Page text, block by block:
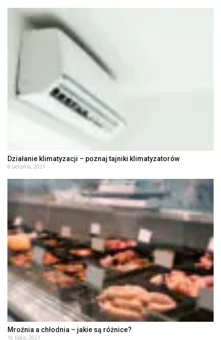
Działanie klimatyzacji – poznaj tajniki klimatyzatorów
8 sierpnia, 2021
Mroźnia a chłodnia – jakie są różnice?
16 lipca, 2021